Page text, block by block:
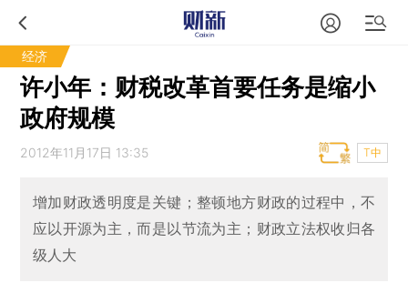
经济
许小年：财税改革首要任务是缩小
政府规模
2012年11月17日 13:35 T中
增加财政透明度是关键；整顿地方财政的过程中，不
应以开源为主，而是以节流为主；财政立法权收归各
级人大